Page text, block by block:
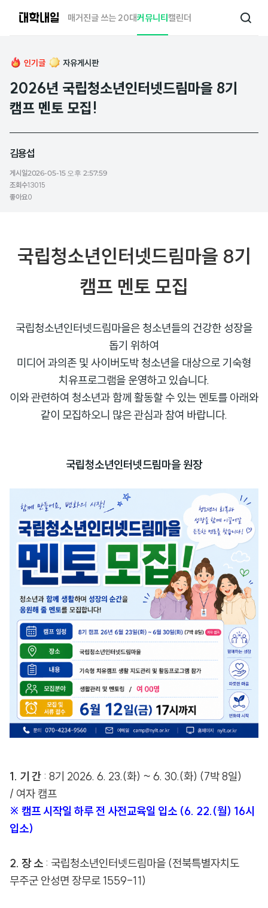
매거진글 쓰는 20대커뮤니티캘린더
검
인기글 자유게시판
2026년 국립청소년인터넷드림마을 8기
캠프 멘토 모집!
김용섭
게시일2026-05-15 오후 2:57:59
조회수13015
좋아요0
국립청소년인터넷드림마을 8기
캠프 멘토 모집
국립청소년인터넷드림마을은 청소년들의 건강한 성장을
돕기 위하여
미디어 과의존 및 사이버도박 청소년을 대상으로 기숙형
치유프로그램을 운영하고 있습니다.
이와 관련하여 청소년과 함께 활동할 수 있는 멘토를 아래와
같이 모집하오니 많은 관심과 참여 바랍니다.
국립청소년인터넷드림마을 원장
1. 기 간 : 8기 2026. 6. 23.(화) ~ 6. 30.(화) (7박 8일)
/ 여자 캠프
※ 캠프 시작일 하루 전 사전교육일 입소 (6. 22.(월) 16시
입소)
2. 장 소 : 국립청소년인터넷드림마을 (전북특별자치도
무주군 안성면 장무로 1559-11)